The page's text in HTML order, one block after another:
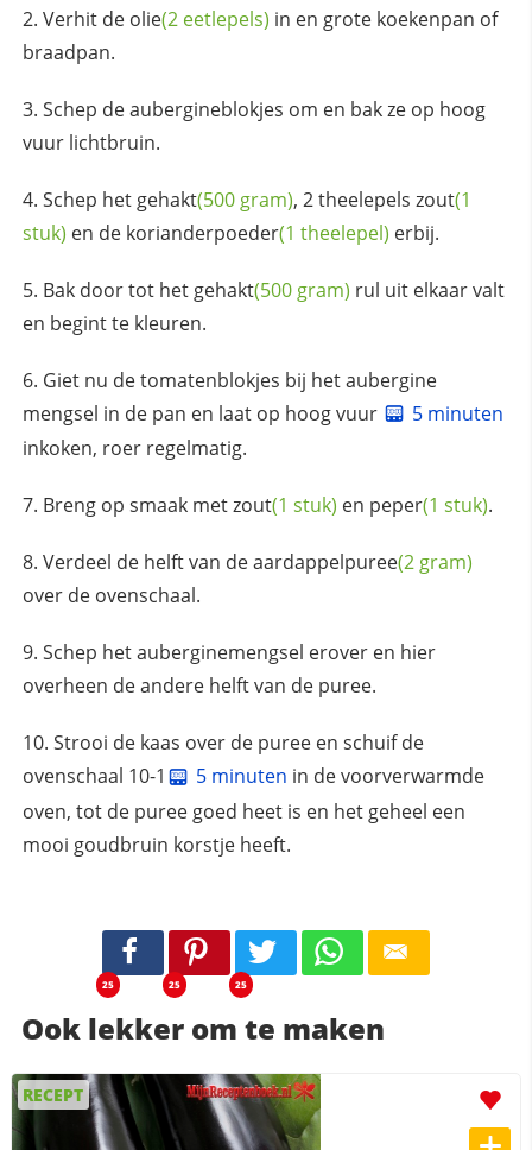
Verhit de olie(2 eetlepels) in en grote koekenpan of
braadpan.
Schep de aubergineblokjes om en bak ze op hoog
vuur lichtbruin.
Schep het gehakt(500 gram), 2 theelepels zout(1
stuk) en de korianderpoeder(1 theelepel) erbij.
Bak door tot het gehakt(500 gram) rul uit elkaar valt
en begint te kleuren.
Giet nu de tomatenblokjes bij het aubergine
mengsel in de pan en laat op hoog vuur
5 minuten
inkoken, roer regelmatig.
Breng op smaak metzout(1 stuk) en peper(1 stuk).
Verdeel de helft van deaardappelpuree(2 gram)
over de ovenschaal.
Schep het auberginemengsel erover en hier
overheen de andere helft van de puree.
Strooi de kaas over de puree en schuif de
ovenschaal 10-1
5 minuten in de voorverwarmde
oven, tot de puree goed heet is en het geheel een
mooi goudbruin korstje heeft.
25 25 25
Ook lekker om te maken
RECEPT